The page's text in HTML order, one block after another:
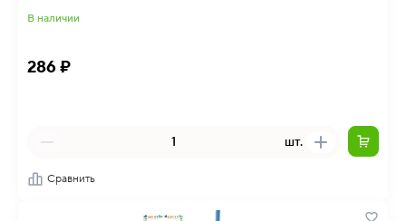
В наличии
286 ₽
шт.
Сравнить